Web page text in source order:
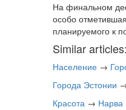
На финальном
особо
планируемого к
Similar articles:
Население →
Города Эстонии
Красота → Нарва